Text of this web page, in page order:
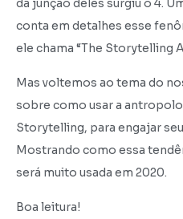
da junção deles surgiu o 4.
conta em detalhes esse
ele chama “The Storytelling
Mas voltemos ao tema do
sobre como usar a
Storytelling, para engajar
Mostrando como essa
será muito usada em 2020.
Boa leitura!